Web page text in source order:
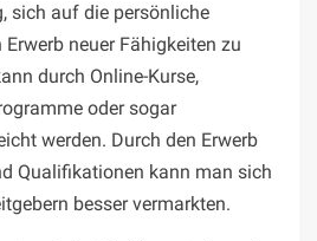
sich auf die persönliche
neuer Fähigkeiten zu
durch Online-Kurse,
oder sogar
werden. Durch den Erwerb
Qualifikationen kann man sich
besser vermarkten.